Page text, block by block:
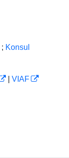
; Konsul
VIAF